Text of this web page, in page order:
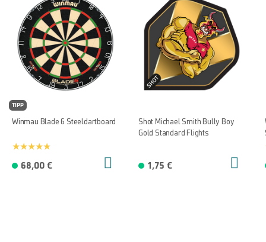
TIPP
Winmau Blade 6 Steeldartboard
68,00 €
Shot Michael Smith Bully Boy
Gold Standard Flights
1,75 €